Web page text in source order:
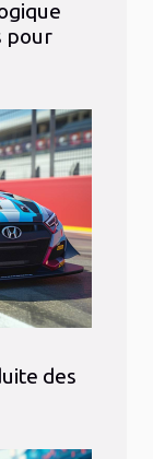
pour
des